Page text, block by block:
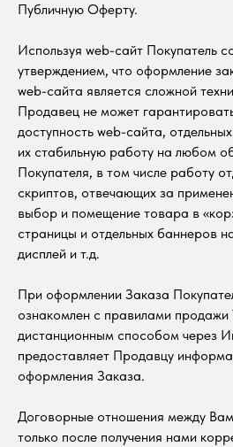
Публичную Оферту.
Используя web-сайт Покупатель
утверждением, что оформление
web-сайта является сложной
Продавец не может
доступность web-сайта,
их стабильную работу на любом
Покупателя, в том числе работу
скриптов, отвечающих за
выбор и помещение товара в
страницы и отдельных баннеров
дисплей и т.д.
При оформлении Заказа
ознакомлен с правилами продажи
дистанционным способом через
предоставляет Продавцу
оформления Заказа.
Договорные отношения между
только после получения нами